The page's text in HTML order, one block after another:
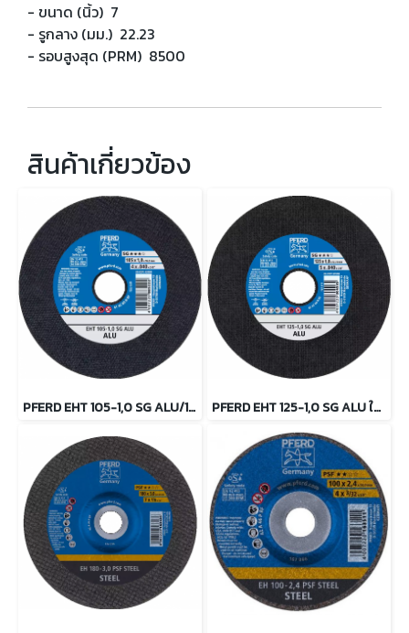
- ขนาด (นิ้ว) 7
- รูกลาง (มม.) 22.23
- รอบสูงสุด (PRM) 8500
สินค้าเกี่ยวข้อง
PFERD EHT 105-1,0 SG ALU/16,0 ใบตัดอลูมิเนียม 4นิ้ว ตราม้าลอดห่วง PFERD EHT 125-1,0 SG ALU ใบตัดอลูมิเนียม 5นิ้ว ตราม้าลอดห่วง